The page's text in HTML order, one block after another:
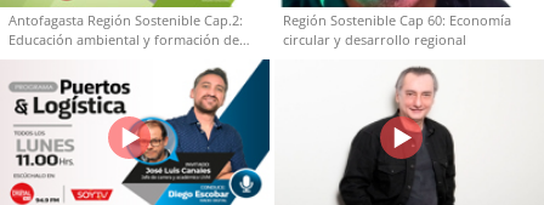
Antofagasta Región Sostenible Cap.2:
Educación ambiental y formación de
capacidades técnicas
Región Sostenible Cap 60: Economía
circular y desarrollo regional